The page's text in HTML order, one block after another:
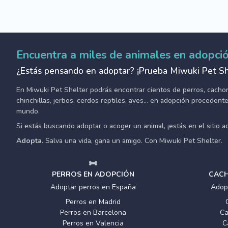
Encuentra a miles de animales en
¿Estás pensando en adoptar? ¡Prueba Miwuki Pet
En Miwuki Pet Shelter podrás encontrar cientos de perros,
chinchillas, jerbos, cerdos reptiles, aves... en adopción
mundo.
Si estás buscando adoptar o acoger un animal, ¡estás en el sitio
Adopta. Salva una vida, gana un amigo. Con Miwuki Pet Shelter.
PERROS EN ADOPCIÓN
Adoptar perros en España
Perros en Madrid
Perros en Barcelona
Perros en Valencia